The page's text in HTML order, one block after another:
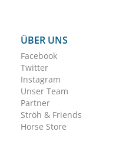
ÜBER UNS
Facebook
Twitter
Instagram
Unser Team
Partner
Ströh & Friends
Horse Store